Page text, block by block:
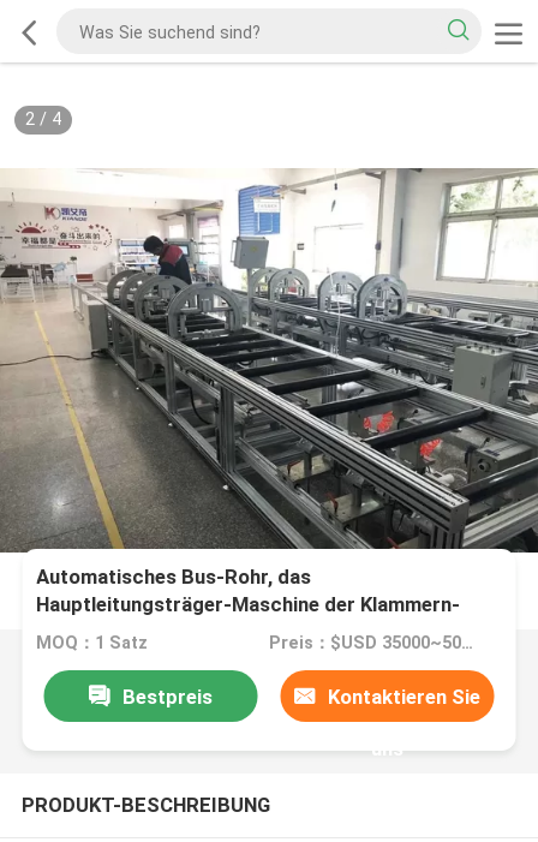
2/ 4
Automatisches Bus-Rohr, das
Hauptleitungsträger-Maschine der Klammern-
4500mm befestigt
MOQ：1 Satz Preis：$USD 35000~50000 per set
Bestpreis Kontaktieren Sie
uns
PRODUKT-BESCHREIBUNG